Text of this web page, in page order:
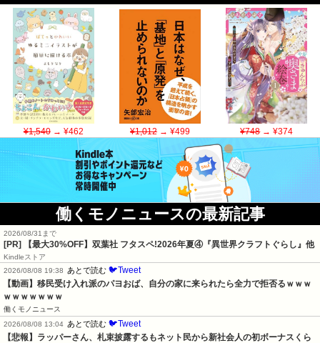
¥1,540→ ¥462 ¥1,012→ ¥499 ¥748→ ¥374
働くモノニュースの最新記事
2026/08/31まで
[PR] 【最大30%OFF】双葉社 フタスペ!2026年夏④『異世界クラフトぐらし』他
Kindleストア
2026/08/08 19:38
あとで読む 🐦Tweet
【動画】移民受け入れ派のパヨおば、自分の家に来られたら全力で拒否るｗｗｗ
ｗｗｗｗｗｗｗ
働くモノニュース
2026/08/08 13:04 あとで読む 🐦Tweet
【悲報】ラッパーさん、札束披露するもネット民から新社会人の初ボーナスくら